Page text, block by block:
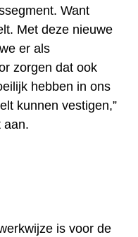
Want
Met deze nieuwe
er als
zorgen dat ook
hebben in ons
kunnen vestigen,”
aan.
is voor de